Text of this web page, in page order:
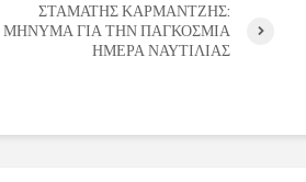
ΣΤΑΜΑΤΗΣ ΚΑΡΜΑΝΤΖΗΣ:
ΜΗΝΥΜΑ ΓΙΑ ΤΗΝ ΠΑΓΚΟΣΜΙΑ
ΗΜΕΡΑ ΝΑΥΤΙΛΙΑΣ